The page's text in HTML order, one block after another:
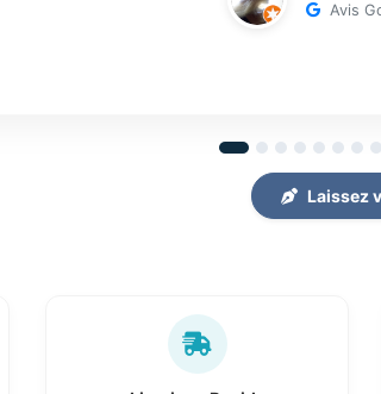
Avis
Laissez